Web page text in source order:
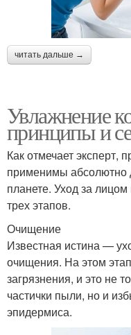
читать дальше →
Увлажнение
принципы и
Как отмечает эксперт,
применимы абсолютно
планете. Уход за
трех этапов.
Очищение
Известная истина —
очищения. На этом
загрязнения, и это не
частички пыли, но и
эпидермиса.